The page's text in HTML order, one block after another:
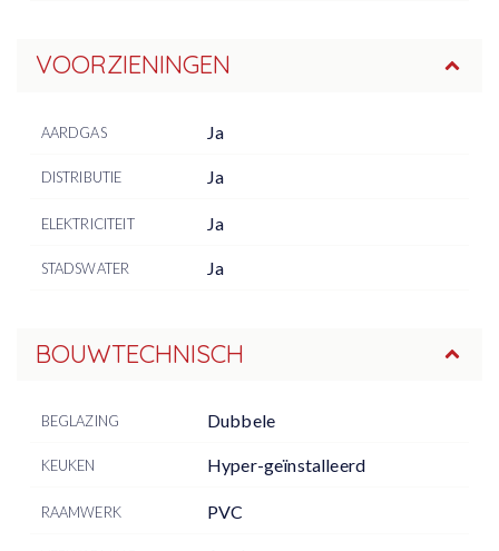
VOORZIENINGEN
AARDGAS Ja
DISTRIBUTIE Ja
ELEKTRICITEIT Ja
STADSWATER Ja
BOUWTECHNISCH
BEGLAZING Dubbele
KEUKEN Hyper-geïnstalleerd
RAAMWERK PVC